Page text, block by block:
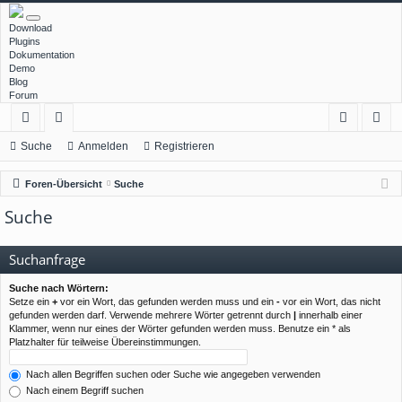
Download
Plugins
Dokumentation
Demo
Blog
Forum
ch
ne
llz
ug
rif
f
en
m
el
ist
rie
Suche Anmelden Registrieren
Foren-Übersicht Suche
Suche
Suchanfrage
Suche nach Wörtern:
Setze ein + vor ein Wort, das gefunden werden muss und ein - vor ein Wort, das nicht
gefunden werden darf. Verwende mehrere Wörter getrennt durch | innerhalb einer
Klammer, wenn nur eines der Wörter gefunden werden muss. Benutze ein * als
Platzhalter für teilweise Übereinstimmungen.
Nach allen Begriffen suchen oder Suche wie angegeben verwenden
Nach einem Begriff suchen